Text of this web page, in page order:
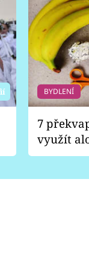
BYDLENÍ
7
využít